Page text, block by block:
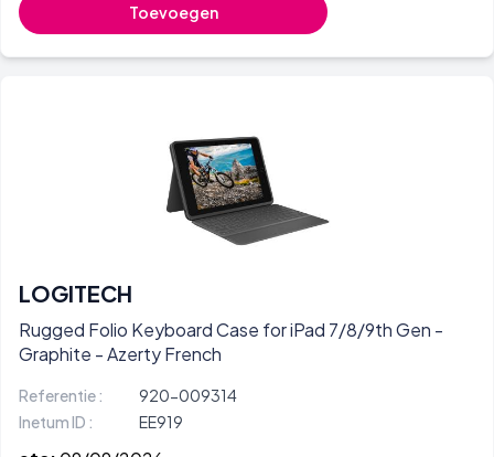
Toevoegen
LOGITECH
Rugged Folio Keyboard Case for iPad 7/8/9th Gen -
Graphite - Azerty French
Referentie :
920-009314
Inetum ID :
EE919